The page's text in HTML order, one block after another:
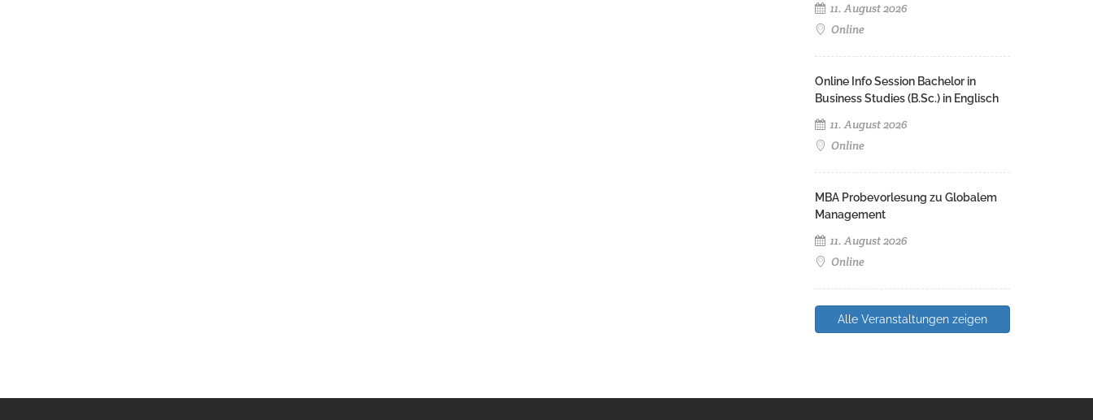
11. August 2026
Online
Online Info Session Bachelor in
Business Studies (B.Sc.) in Englisch
11. August 2026
Online
MBA Probevorlesung zu Globalem
Management
11. August 2026
Online
Alle Veranstaltungen zeigen